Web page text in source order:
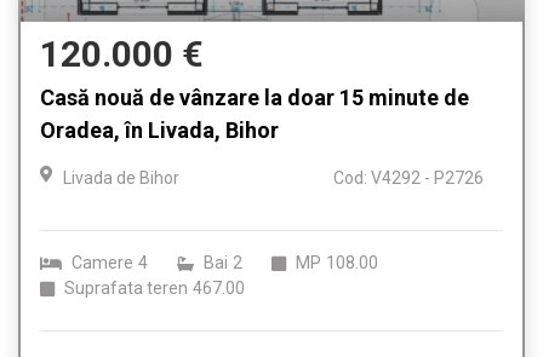
120.000 €
Casă nouă de vânzare la doar 15 minute de
Oradea, în Livada, Bihor
Livada de Bihor Cod: V4292 - P2726
Camere 4 Bai 2 MP 108.00
Suprafata teren 467.00